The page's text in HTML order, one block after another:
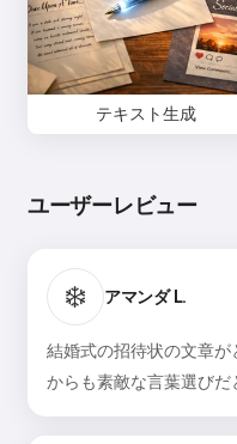
テキスト生成
ユーザーレビュー
❄️ アマンダ L.
結婚式の招待状の文章が
からも素敵な言葉選びだ